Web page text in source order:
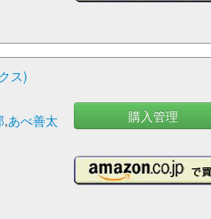
ス)
,あべ善太
購入管理